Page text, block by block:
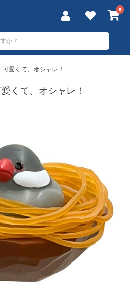
0
可愛くて、オシャレ！
くて、オシャレ！